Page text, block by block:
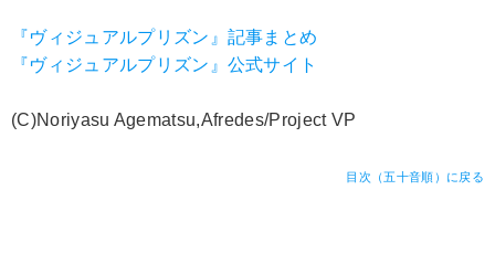
『ヴィジュアルプリズン』記事まとめ
『ヴィジュアルプリズン』公式サイト
(C)Noriyasu Agematsu,Afredes/Project VP
目次（五十音順）に戻る